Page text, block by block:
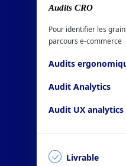
Audits CRO
Pour identifier les
parcours e-commerce
Audits
Audit Analytics
Audit UX analytics
Livrable